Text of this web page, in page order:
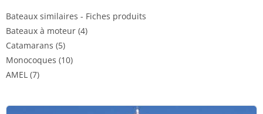
Bateaux similaires - Fiches produits
Bateaux à moteur (4)
Catamarans (5)
Monocoques (10)
AMEL (7)